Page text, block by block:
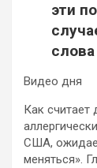
эти
Видео дня
Как считает
США,
меняться».